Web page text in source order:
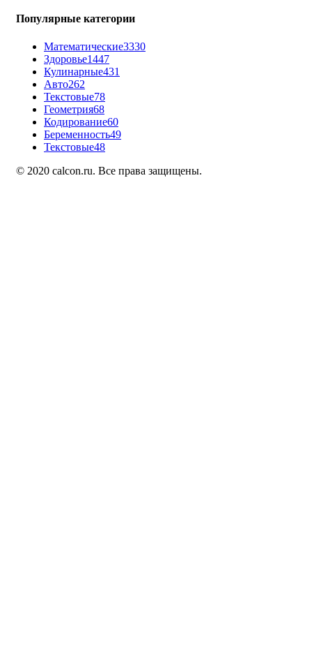
Популярные категории
Математические3330
Здоровье1447
Кулинарные431
Авто262
Текстовые78
Геометрия68
Кодирование60
Беременность49
Текстовые48
© 2020 calcon.ru. Все права защищены.